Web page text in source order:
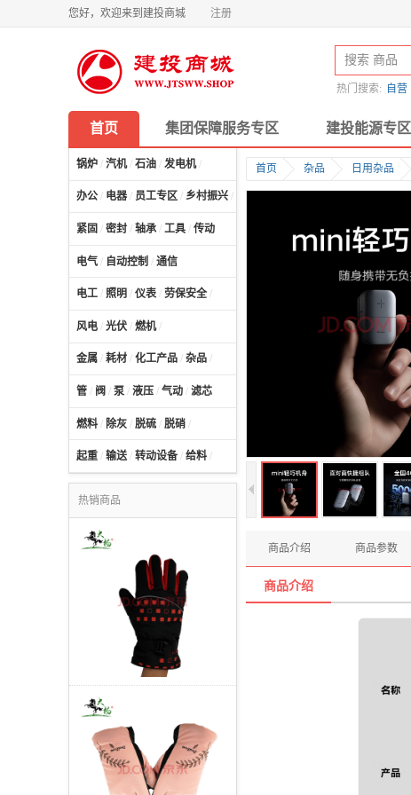
您好，欢迎来到建投商城 注册
热门搜索: 自营
首页 集团保障服务专区 建投能源专区
锅炉 / 汽机/ 石油 / 发电机/
办公 / 电器 / 员工专区 / 乡村振兴 /
紧固 / 密封 / 轴承 / 工具 / 传动
电气 / 自动控制 / 通信
电工 / 照明 / 仪表 / 劳保安全 /
风电 / 光伏 / 燃机/
金属 / 耗材 / 化工产品 / 杂品 /
管 / 阀 / 泵 / 液压 / 气动 / 滤芯
燃料 / 除灰 / 脱硫 / 脱硝 /
起重 / 输送/ 转动设备 / 给料 /
热销商品
首页 杂品 日用杂品
商品介绍 商品参数
商品介绍